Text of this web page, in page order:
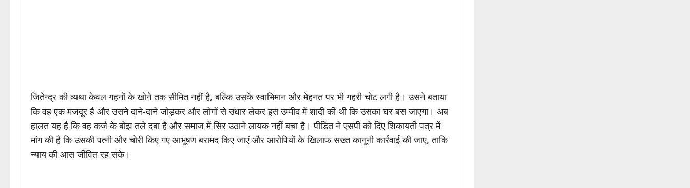
जितेन्द्र की व्यथा केवल गहनों के खोने तक सीमित नहीं है, बल्कि उसके स्वाभिमान और मेहनत पर भी गहरी चोट लगी है। उसने बताया
कि वह एक मजदूर है और उसने दाने-दाने जोड़कर और लोगों से उधार लेकर इस उम्मीद में शादी की थी कि उसका घर बस जाएगा। अब
हालत यह है कि वह कर्ज के बोझ तले दबा है और समाज में सिर उठाने लायक नहीं बचा है। पीड़ित ने एसपी को दिए शिकायती पत्र में
मांग की है कि उसकी पत्नी और चोरी किए गए आभूषण बरामद किए जाएं और आरोपियों के खिलाफ सख्त कानूनी कार्रवाई की जाए, ताकि
न्याय की आस जीवित रह सके।